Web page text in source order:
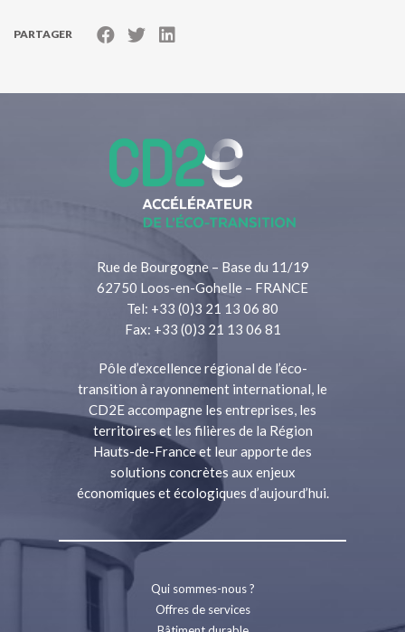
PARTAGER
Rue de Bourgogne – Base du 11/19
62750 Loos-en-Gohelle – FRANCE
Tel: +33 (0)3 21 13 06 80
Fax: +33 (0)3 21 13 06 81
Pôle d’excellence régional de l’éco-
transition à rayonnement international, le
CD2E accompagne les entreprises, les
territoires et les filières de la Région
Hauts-de-France et leur apporte des
solutions concrètes aux enjeux
économiques et écologiques d’aujourd’hui.
Qui sommes-nous ?
Offres de services